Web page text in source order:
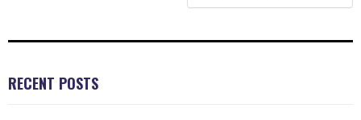
RECENT POSTS